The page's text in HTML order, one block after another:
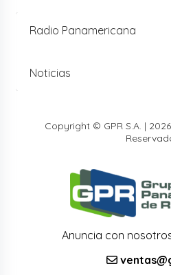
Radio Panamericana
Noticias
Copyright © GPR S.A. |
Anuncia con